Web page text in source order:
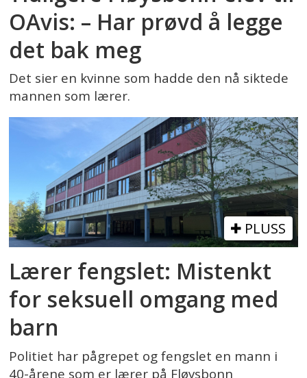
OAvis: – Har prøvd å legge
det bak meg
Det sier en kvinne som hadde den nå siktede
mannen som lærer.
PLUSS
Lærer fengslet: Mistenkt
for seksuell omgang med
barn
Politiet har pågrepet og fengslet en mann i
40-årene som er lærer på Fløysbonn